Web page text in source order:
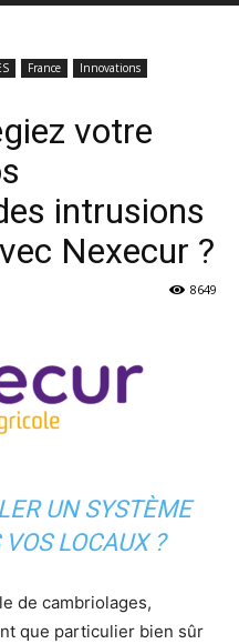
France
Innovations
votre
intrusions
Nexecur ?
8649
UN SYSTÈME
LOCAUX ?
de cambriolages,
que particulier bien sûr